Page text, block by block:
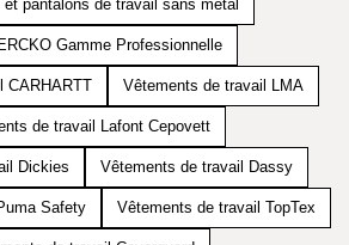
et pantalons de travail sans métal
Gamme Professionnelle
CARHARTT Vêtements de travail LMA
de travail Lafont Cepovett
Dickies Vêtements de travail Dassy
Safety Vêtements de travail TopTex